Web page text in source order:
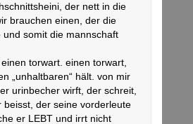
der nett in die
brauchen einen, der die
somit die mannschaft
torwart. einen torwart,
„unhaltbaren“ hält. von mir
urinbecher wirft, der schreit,
beisst, der seine vorderleute
er LEBT und irrt nicht